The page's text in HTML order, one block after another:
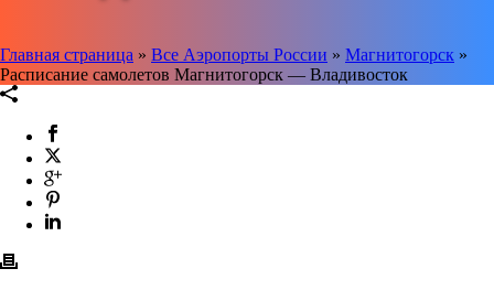
Главная страница » Все Аэропорты России » Магнитогорск »
Расписание самолетов Магнитогорск — Владивосток